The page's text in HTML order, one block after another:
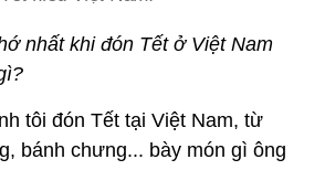
nhất khi đón Tết ở Việt Nam
tôi đón Tết tại Việt Nam, từ
bánh chưng... bày món gì ông